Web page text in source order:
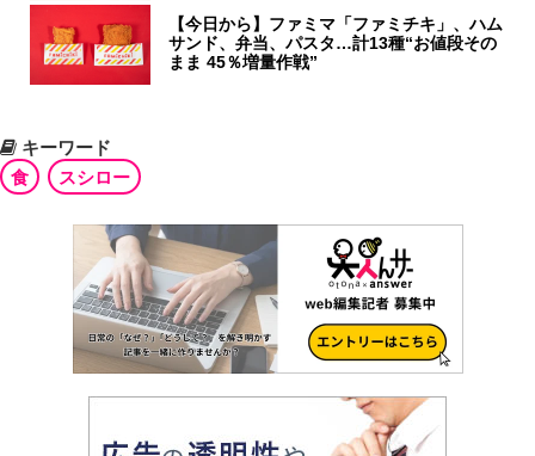
【今日から】ファミマ「ファミチキ」、ハム
サンド、弁当、パスタ…計13種“お値段その
まま 45％増量作戦”
キーワード
食
スシロー